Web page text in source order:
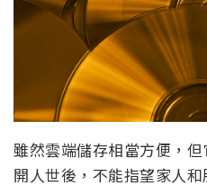
雖然雲端儲存相當方便，
開人世後，不能指望家人